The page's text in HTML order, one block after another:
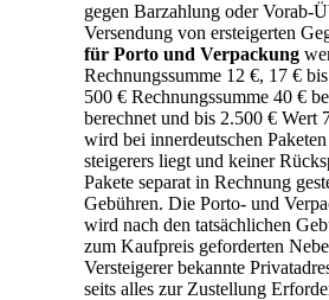
gegen Barzahlung oder Vorab-
Versendung von ersteigerten
für Porto und Verpackung
Rechnungs­summe 12 €, 17 €
500 € Rechnungssumme 40 €
berechnet und bis 2.500 € Wert
wird bei innerdeutschen
steigerers liegt und keiner
Pakete separat in Rechnung
Gebühren. Die Porto- und
wird nach den tatsächlichen
zum Kauf­preis geforderten
Versteigerer bekannte
seits alles zur Zustellung